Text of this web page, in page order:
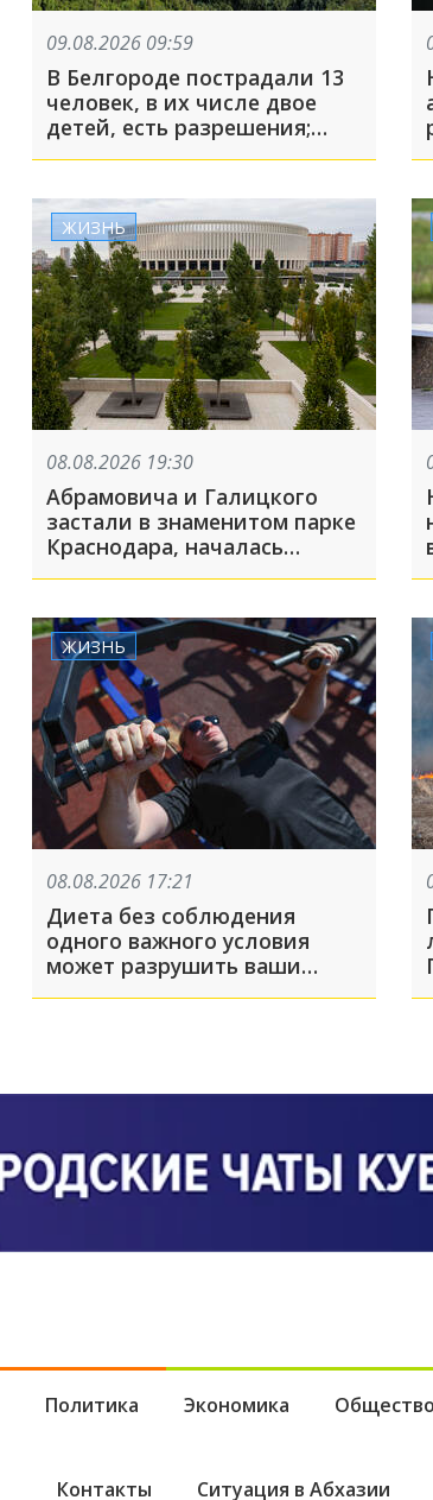
09.08.2026 09:59
В Белгороде пострадали 13
человек, в их числе двое
детей, есть разрешения;
Турция может дать Украине
произошло, пока вы спали
ЖИЗНЬ
08.08.2026 19:30
Абрамовича и Галицкого
застали в знаменитом парке
Краснодара, началась
украинская атака на
неделю
ЖИЗНЬ
08.08.2026 17:21
Диета без соблюдения
одного важного условия
может разрушить ваши
мышцы. Как сохранить
Политика Экономика Общество
Контакты Ситуация в Абхазии